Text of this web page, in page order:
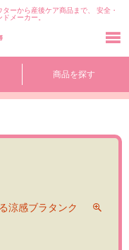
ーから産後ケア商品まで、 安全・
メーカー。
商品を探す
涼感ブラタンク